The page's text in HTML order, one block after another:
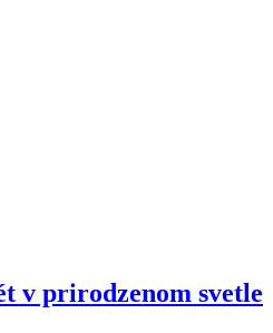
v prirodzenom svetle